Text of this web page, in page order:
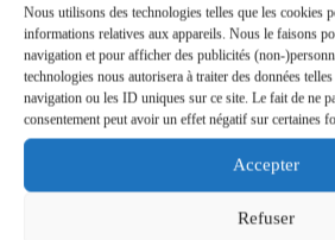
Nous utilisons des technologies telles que les cookies
informations relatives aux appareils. Nous le faisons
navigation et pour afficher des publicités (non-
technologies nous autorisera à traiter des données
navigation ou les ID uniques sur ce site. Le fait de ne
consentement peut avoir un effet négatif sur certaines
Accepter
Refuser
Soumettez le